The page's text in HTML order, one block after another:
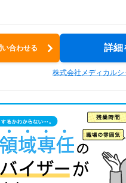
合わせる 詳細
株式会社メディカル